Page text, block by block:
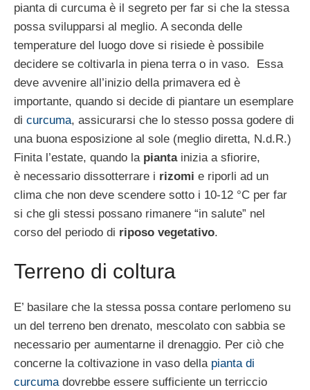
pianta di curcuma è il segreto per far si che la stessa
possa svilupparsi al meglio. A seconda delle
temperature del luogo dove si risiede è possibile
decidere se coltivarla in piena terra o in vaso. Essa
deve avvenire all’inizio della primavera ed è
importante, quando si decide di piantare un esemplare
di curcuma, assicurarsi che lo stesso possa godere di
una buona esposizione al sole (meglio diretta, N.d.R.)
Finita l’estate, quando la piantainizia a sfiorire,
è necessario dissotterrare i rizomi e riporli ad un
clima che non deve scendere sotto i 10-12 °C per far
si che gli stessi possano rimanere “in salute” nel
corso del periodo di riposo vegetativo.
Terreno di coltura
E’ basilare che la stessa possa contare perlomeno su
un del terreno ben drenato, mescolato con sabbia se
necessario per aumentarne il drenaggio. Per ciò che
concerne la coltivazione in vaso della pianta di
curcumadovrebbe essere sufficiente un terriccio